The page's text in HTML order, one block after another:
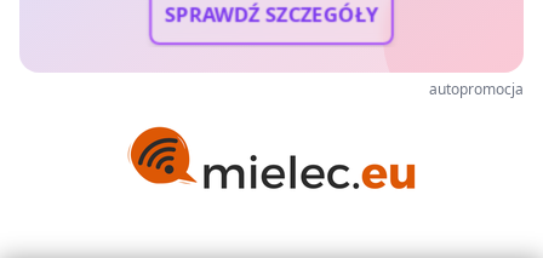
SPRAWDŹ SZCZEGÓŁY
autopromocja